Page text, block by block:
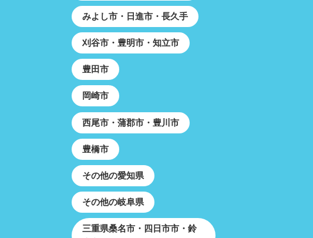
みよし市・日進市・長久手
刈谷市・豊明市・知立市
豊田市
岡崎市
西尾市・蒲郡市・豊川市
豊橋市
その他の愛知県
その他の岐阜県
三重県桑名市・四日市市・鈴